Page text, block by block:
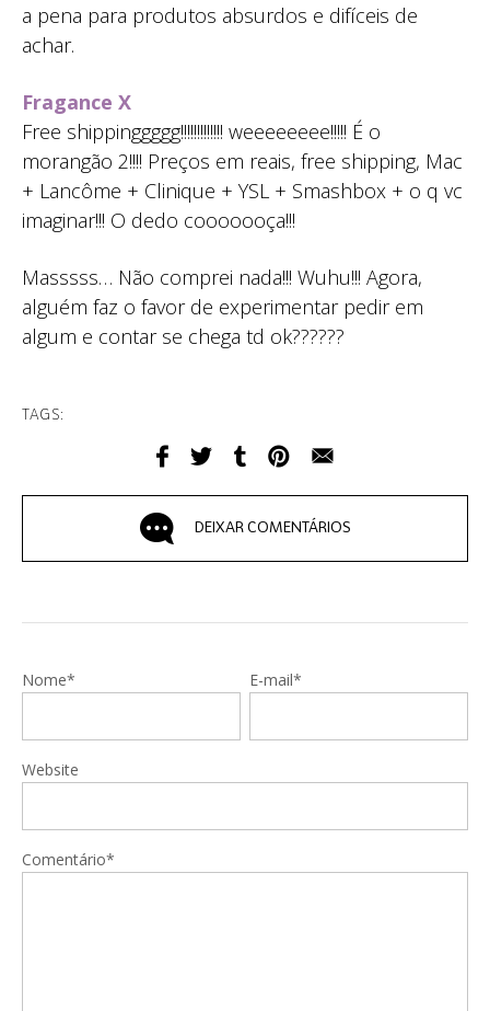
a pena para produtos absurdos e difíceis de
achar.
Fragance X
Free shippinggggg!!!!!!!!!!!!! weeeeeeee!!!!! É o
morangão 2!!!! Preços em reais, free shipping, Mac
+ Lancôme + Clinique + YSL + Smashbox + o q vc
imaginar!!! O dedo cooooooça!!!
Masssss… Não comprei nada!!! Wuhu!!! Agora,
alguém faz o favor de experimentar pedir em
algum e contar se chega td ok??????
TAGS:
DEIXAR COMENTÁRIOS
Nome* E-mail*
Website
Comentário*